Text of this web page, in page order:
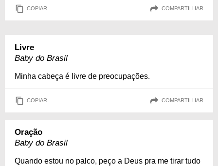
COPIAR COMPARTILHAR
Livre
Baby do Brasil
Minha cabeça é livre de preocupações.
COPIAR COMPARTILHAR
Oração
Baby do Brasil
Quando estou no palco, peço a Deus pra me tirar tudo